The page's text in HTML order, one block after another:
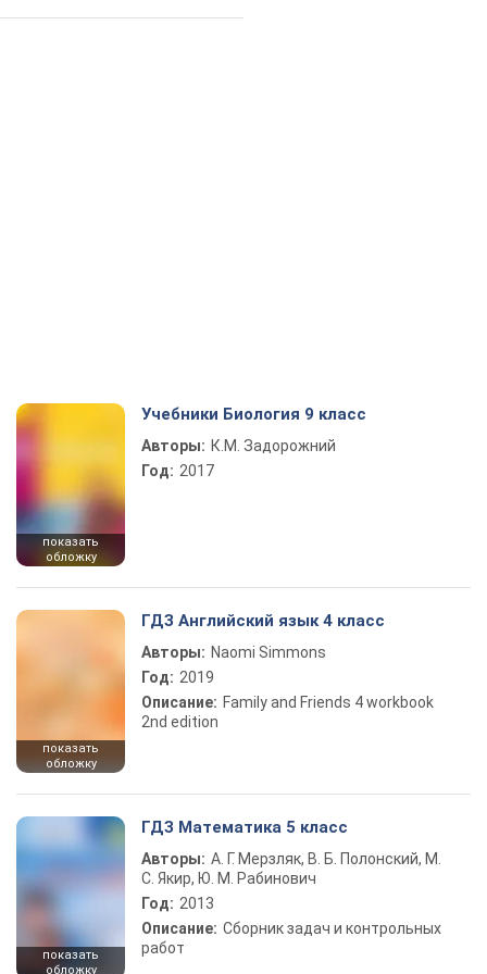
показать
обложку
Учебники Биология 9 класс
Авторы: К.М. Задорожний
Год: 2017
показать
обложку
ГДЗ Английский язык 4 класс
Авторы: Naomi Simmons
Год: 2019
Описание: Family and Friends 4 workbook
2nd edition
показать
обложку
ГДЗ Математика 5 класс
Авторы: А. Г. Мерзляк, В. Б. Полонский, М.
С. Якир, Ю. М. Рабинович
Год: 2013
Описание: Сборник задач и контрольных
работ